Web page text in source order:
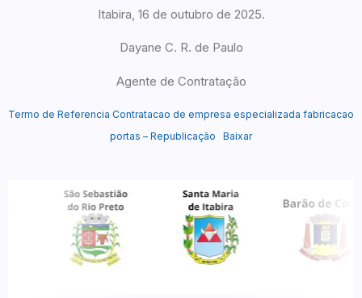
Itabira, 16 de outubro de 2025.
Dayane C. R. de Paulo
Agente de Contratação
Termo de Referencia Contratacao de empresa especializada fabricacao
portas – Republicação
Baixar